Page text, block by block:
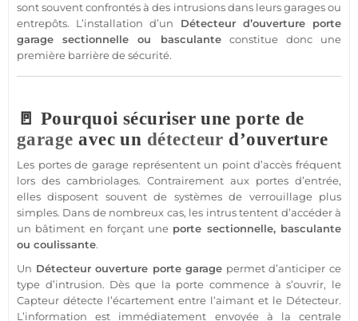
sont souvent confrontés à des intrusions dans leursgaragesou
entrepôts. L’installation d’un Détecteurd’ouverture porte
garage sectionnelle ou basculanteconstitue donc une
première barrière desécurité.
🚪 Pourquoi sécuriser une porte de
garage avec un détecteur d’ouverture
Les portes de garagereprésentent un point d’accès fréquent
lors des cambriolages. Contrairement aux portes d’entrée,
elles disposent souvent de systèmes de verrouillage plus
simples. Dans de nombreux cas, les intrus tentent d’accéder à
un bâtiment en forçant une porte sectionnelle, basculante
ou coulissante.
Un Détecteurouverture portegarage permet d’anticiper ce
type d’intrusion. Dès que la porte commence à s’ouvrir, le
Capteur détecte l’écartement entre l’aimant et le Détecteur.
L’information est immédiatement envoyée à la centrale